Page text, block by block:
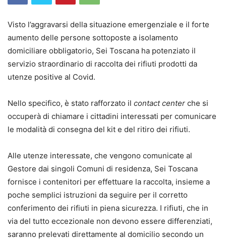
Visto l’aggravarsi della situazione emergenziale e il forte
aumento delle persone sottoposte a isolamento
domiciliare obbligatorio, Sei Toscana ha potenziato il
servizio straordinario di raccolta dei rifiuti prodotti da
utenze positive al Covid.
Nello specifico, è stato rafforzato il contact center che si
occuperà di chiamare i cittadini interessati per comunicare
le modalità di consegna del kit e del ritiro dei rifiuti.
Alle utenze interessate, che vengono comunicate al
Gestore dai singoli Comuni di residenza, Sei Toscana
fornisce i contenitori per effettuare la raccolta, insieme a
poche semplici istruzioni da seguire per il corretto
conferimento dei rifiuti in piena sicurezza. I rifiuti, che in
via del tutto eccezionale non devono essere differenziati,
saranno prelevati direttamente al domicilio secondo un